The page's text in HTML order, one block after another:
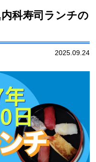
科寿司ランチの
2025.09.24